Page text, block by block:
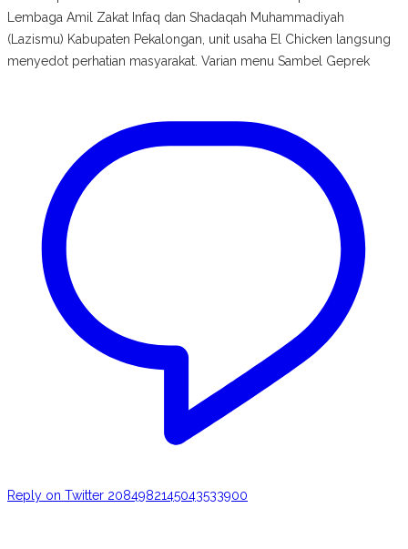
Lembaga Amil Zakat Infaq dan Shadaqah Muhammadiyah
(Lazismu) Kabupaten Pekalongan, unit usaha El Chicken langsung
menyedot perhatian masyarakat. Varian menu Sambel Geprek
Reply on Twitter 2084982145043533900